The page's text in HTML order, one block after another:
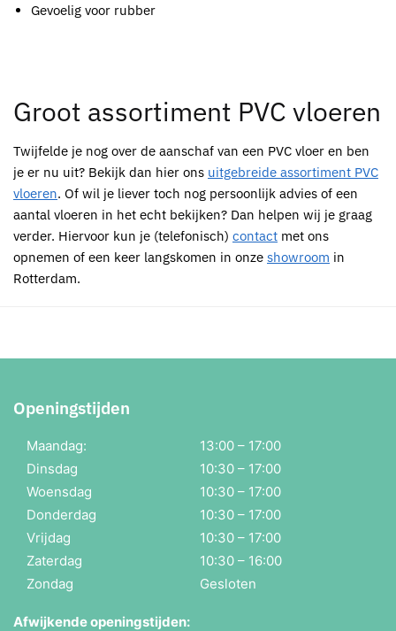
Gevoelig voor rubber
Groot assortiment PVC vloeren
Twijfelde je nog over de aanschaf van een PVC vloer en ben
je er nu uit? Bekijk dan hier ons uitgebreide assortiment PVC
vloeren. Of wil je liever toch nog persoonlijk advies of een
aantal vloeren in het echt bekijken? Dan helpen wij je graag
verder. Hiervoor kun je (telefonisch) contact met ons
opnemen of een keer langskomen in onze showroom in
Rotterdam.
Openingstijden
Maandag:
13:00 – 17:00
Dinsdag
10:30 – 17:00
Woensdag
10:30 – 17:00
Donderdag
10:30 – 17:00
Vrijdag
10:30 – 17:00
Zaterdag
10:30 – 16:00
Zondag
Gesloten
Afwijkende openingstijden: